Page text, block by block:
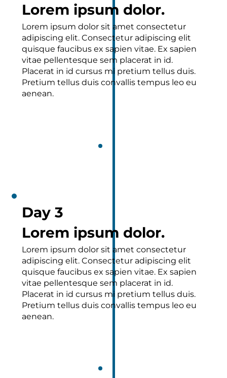
Lorem ipsum dolor.
Lorem ipsum dolor sit amet consectetur
adipiscing elit. Consectetur adipiscing elit
quisque faucibus ex sapien vitae. Ex sapien
vitae pellentesque sem placerat in id.
Placerat in id cursus mi pretium tellus duis.
Pretium tellus duis convallis tempus leo eu
aenean.
Day 3
Lorem ipsum dolor.
Lorem ipsum dolor sit amet consectetur
adipiscing elit. Consectetur adipiscing elit
quisque faucibus ex sapien vitae. Ex sapien
vitae pellentesque sem placerat in id.
Placerat in id cursus mi pretium tellus duis.
Pretium tellus duis convallis tempus leo eu
aenean.